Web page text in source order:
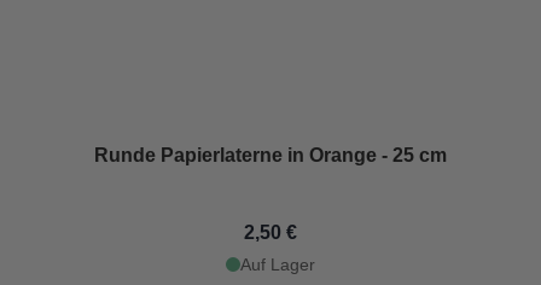
Runde Papierlaterne in Orange - 25 cm
2,50 €
Auf Lager